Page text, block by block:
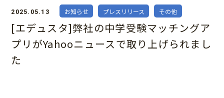
2025.05.13 お知らせ プレスリリース その他
[エデュスタ]弊社の中学受験マッチングア
プリがYahooニュースで取り上げられまし
た